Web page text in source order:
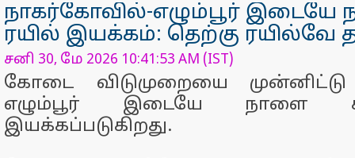
நாகர்கோவில்-எழும்பூர் இடையே
ரயில் இயக்கம்: தெற்கு ரயில்வே
சனி 30, மே 2026 10:41:53 AM (IST)
கோடை விடுமுறையை
எழும்பூர் இடையே நாளை
இயக்கப்படுகிறது.